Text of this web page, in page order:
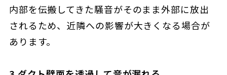
内部を伝搬してきた騒音がそのまま外部に放出
されるため、近隣への影響が大きくなる場合が
あります。